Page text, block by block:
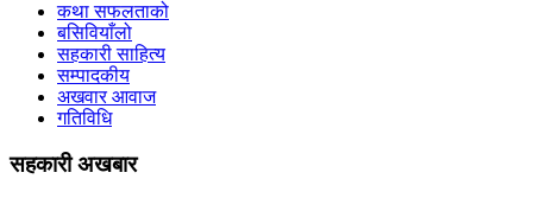
कथा सफलताको
बसिवियाँलो
सहकारी साहित्य
सम्पादकीय
अखवार आवाज
गतिविधि
सहकारी अखबार